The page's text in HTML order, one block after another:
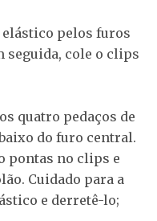
elástico pelos furos
seguida, cole o clips
quatro pedaços de
do furo central.
pontas no clips e
Cuidado para a
e derretê-lo;